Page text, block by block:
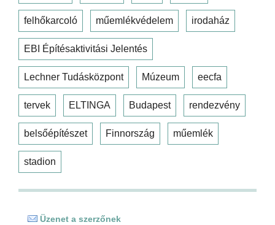
felhőkarcoló műemlékvédelem irodaház
EBI Építésaktivitási Jelentés
Lechner Tudásközpont Múzeum eecfa
tervek ELTINGA Budapest rendezvény
belsőépítészet Finnország műemlék
stadion
Üzenet a szerzőnek